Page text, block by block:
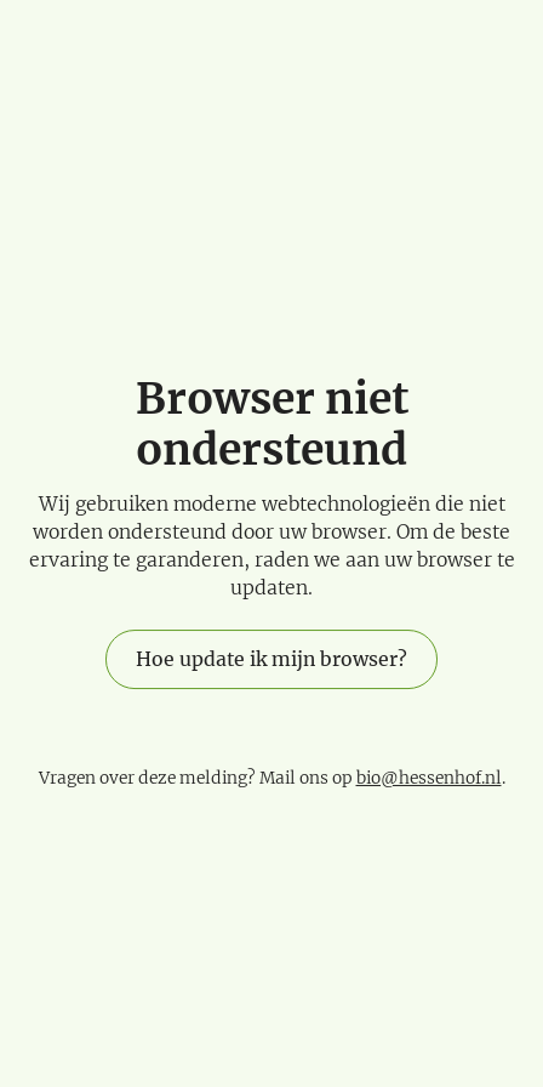
Browser niet
ondersteund
Wij gebruiken moderne webtechnologieën die niet
worden ondersteund door uw browser. Om de beste
ervaring te garanderen, raden we aan uw browser te
updaten.
Hoe update ik mijn browser?
Vragen over deze melding? Mail ons op bio@hessenhof.nl.